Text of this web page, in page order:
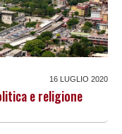
16 LUGLIO 2020
e religione